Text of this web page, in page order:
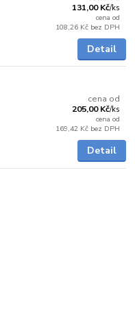
131,00 Kč/ks
cena od
108,26 Kč bez DPH
Detail
cena od
205,00 Kč/ks
cena od
169,42 Kč bez DPH
Detail